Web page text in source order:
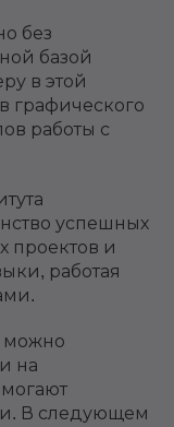
без
базой
в этой
графического
работы с
успешных
проектов и
работая
можно
на
В следующем